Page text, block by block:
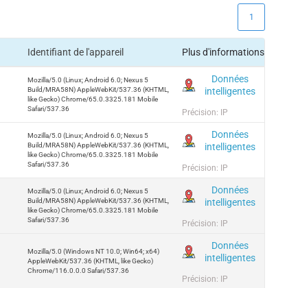
1
Identifiant de l'appareil Plus d'informations
Mozilla/5.0 (Linux; Android 6.0; Nexus 5
Build/MRA58N) AppleWebKit/537.36 (KHTML,
like Gecko) Chrome/65.0.3325.181 Mobile
Safari/537.36
Données
intelligentes
Précision: IP
Mozilla/5.0 (Linux; Android 6.0; Nexus 5
Build/MRA58N) AppleWebKit/537.36 (KHTML,
like Gecko) Chrome/65.0.3325.181 Mobile
Safari/537.36
Données
intelligentes
Précision: IP
Mozilla/5.0 (Linux; Android 6.0; Nexus 5
Build/MRA58N) AppleWebKit/537.36 (KHTML,
like Gecko) Chrome/65.0.3325.181 Mobile
Safari/537.36
Données
intelligentes
Précision: IP
Mozilla/5.0 (Windows NT 10.0; Win64; x64)
AppleWebKit/537.36 (KHTML, like Gecko)
Chrome/116.0.0.0 Safari/537.36
Données
intelligentes
Précision: IP